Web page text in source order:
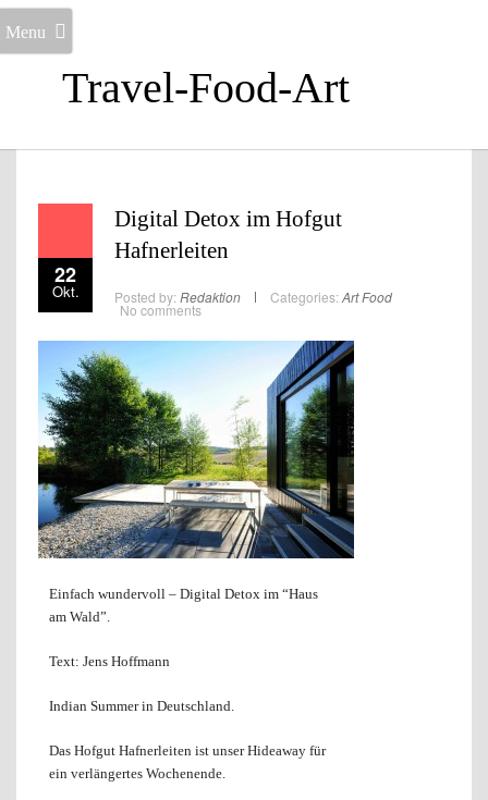
Travel-Food-Art
Menu
22
Okt.
Digital Detox im Hofgut
Hafnerleiten
Posted by: Redaktion Categories: ArtFood
No comments
Einfach wundervoll – Digital Detox im “Haus
am Wald”.
Text: Jens Hoffmann
Indian Summer in Deutschland.
Das Hofgut Hafnerleiten ist unser Hideaway für
ein verlängertes Wochenende.